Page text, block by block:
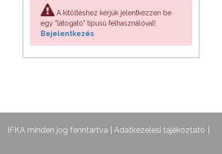
A kitöltéshez kérjük jelentkezzen be
egy "látogató" típusú felhasználóval!
Bejelentkezés
IFKA minden jog fenntartva | Adatkezelési tájékoztató